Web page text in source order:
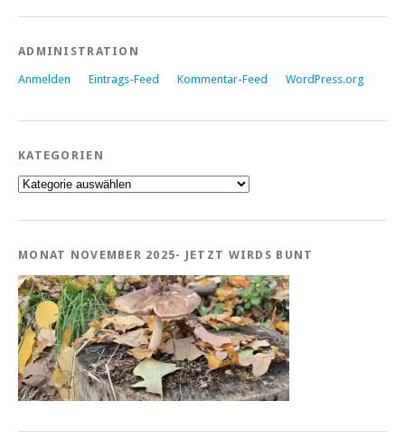
ADMINISTRATION
Anmelden Eintrags-Feed Kommentar-Feed WordPress.org
KATEGORIEN
Kategorien
MONAT NOVEMBER 2025- JETZT WIRDS BUNT